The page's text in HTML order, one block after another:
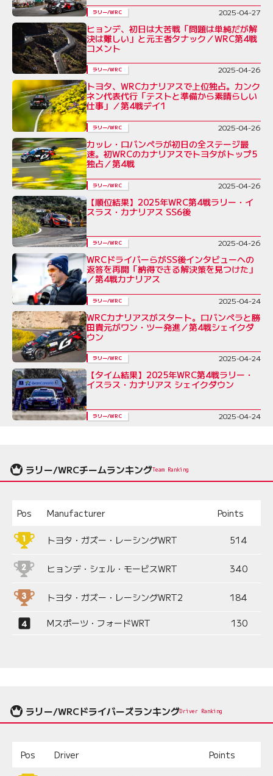
ラリー/WRC 2025-04-27
ヒョンデ、初日は大苦戦「問題は単純だが解
決は難しい」と元王者タナック／WRC第4戦
コメント
ラリー/WRC 2025-04-26
トヨタ、WRCカナリアスで上位独占。カンク
ネン代表代行「テストと準備から素晴らしい
仕事」／第4戦デイ1
ラリー/WRC 2025-04-26
カッレ・ロバンペラが初日の全ステージ最
速。初WRCのカナリアスでトヨタがトップ5
独占／第4戦
ラリー/WRC 2025-04-26
【順位結果】2025年WRC第4戦ラリー・イ
スラス・カナリアス SS6後
ラリー/WRC 2025-04-26
WRCドライバーらがSS後インタビューへの
返答を再開「納得できる解決策を見つけた」
／第4戦カナリアス
ラリー/WRC 2025-04-24
WRCカナリアスがスタート。ロバンペラと勝
田貴元がワン・ツー発進／第4戦シェイクダ
ウン
ラリー/WRC 2025-04-24
【タイム結果】2025年WRC第4戦ラリー・
イスラス・カナリアス シェイクダウン
ラリー/WRC 2025-04-24
ラリー/WRCチームランキングTeam Ranking
Pos Manufacturer Points
トヨタ・ガズー・レーシングWRT 514
ヒョンデ・シェル・モービスWRT 340
トヨタ・ガズー・レーシングWRT2 184
Mスポーツ・フォードWRT 130
ラリー/WRCドライバーズランキングDriver Ranking
Pos Driver Points